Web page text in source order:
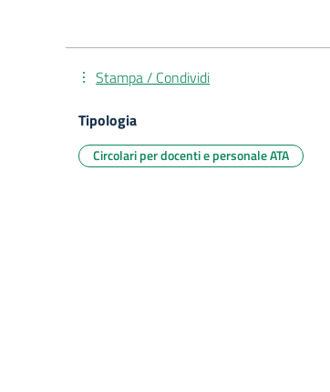
Stampa / Condividi
Tipologia
Circolari per docenti e personale ATA